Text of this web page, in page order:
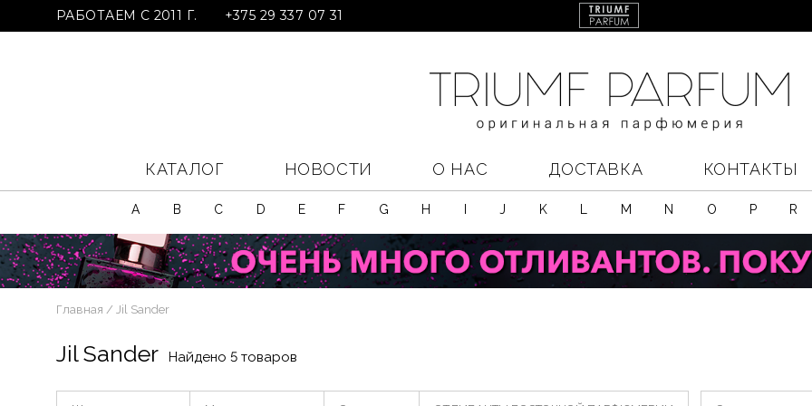
РАБОТАЕМ С 2011 Г. +375 29 337 07 31
КАТАЛОГ НОВОСТИ О НАС ДОСТАВКА КОНТАКТЫ
A B C D E F G H J K M N O P R
Главная Jil Sander
Jil Sander Найдено 5 товаров